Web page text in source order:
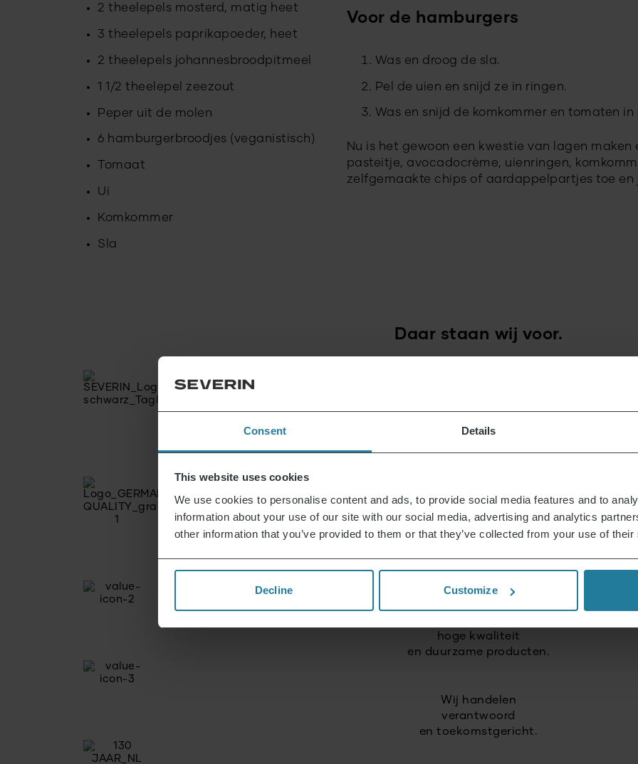
Consent Details
This website uses cookies
We use cookies to personalise content and ads, to provide social media features and to
information about your use of our site with our social media, advertising and analytics
other information that you’ve provided to them or that they’ve collected from your use of
Decline Customize
2 theelepels mosterd, matig heet
3 theelepels paprikapoeder, heet
2 theelepels johannesbroodpitmeel
1 1/2 theelepel zeezout
Peper uit de molen
6 hamburgerbroodjes (veganistisch)
Tomaat
Ui
Komkommer
Sla
Voor de hamburgers
Was en droog de sla.
Pel de uien en snijd ze in ringen.
Was en snijd de komkommer en tomaten in
Nu is het gewoon een kwestie van lagen
pasteitje, avocadocrème, uienringen,
zelfgemaakte chips of aardappelpartjes toe en
Daar staan wij voor.
Geen luxe voor enkelen,
maar een lifestyle
Wij combineren intuïtieve
techniek met Duitse
kwaliteitsnormen.
hoge kwaliteit
en duurzame producten.
Wij handelen
verantwoord
en toekomstgericht.